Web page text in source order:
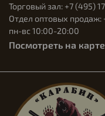
Торговый зал: +7 (495)
Отдел оптовых продаж:
пн-вс 10:00-20:00
Посмотреть на карте